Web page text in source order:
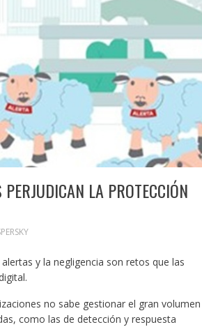
LA PROTECCIÓN
y la negligencia son retos que las
no sabe gestionar el gran volumen
como las de detección y respuesta